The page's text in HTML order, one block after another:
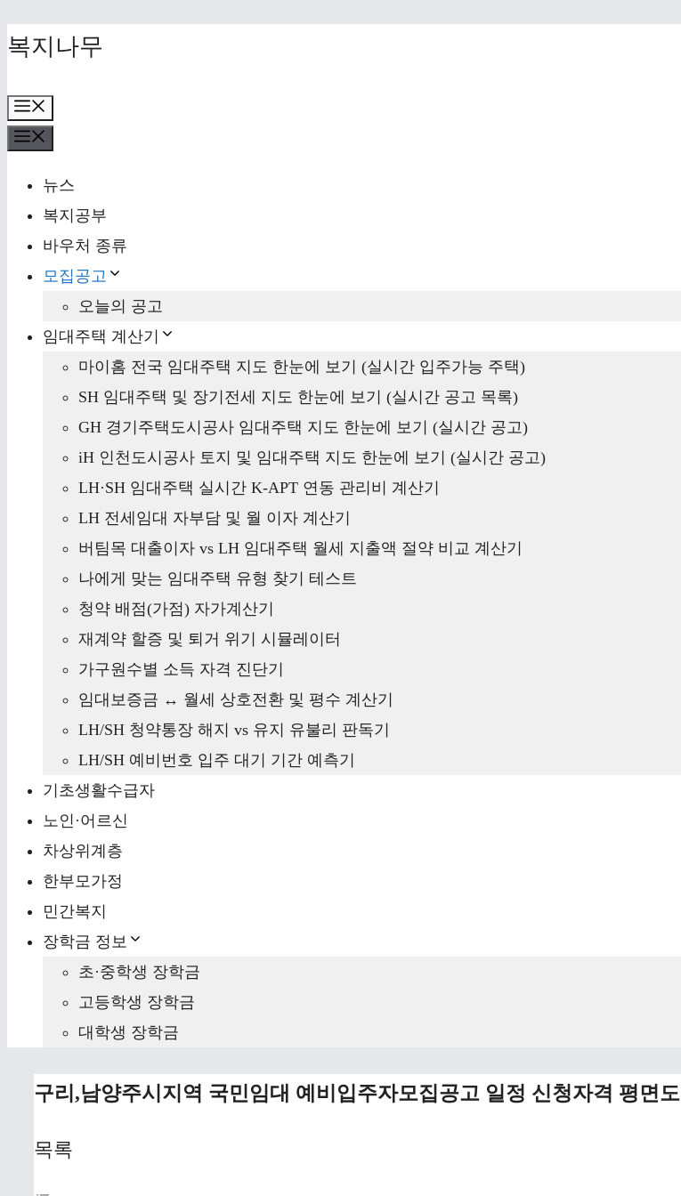
Skip
content
복지나무
뉴스
복지공부
바우처 종류
모집공고
오늘의 공고
임대주택 계산기
마이홈 전국 임대주택 지도 한눈에 보기 (실시간 입주가능 주택)
SH 임대주택 및 장기전세 지도 한눈에 보기 (실시간 공고 목록)
GH 경기주택도시공사 임대주택 지도 한눈에 보기 (실시간 공고)
iH 인천도시공사 토지 및 임대주택 지도 한눈에 보기 (실시간 공고)
LH·SH 임대주택 실시간 K-APT 연동 관리비 계산기
LH 전세임대 자부담 및 월 이자 계산기
버팀목 대출이자 vs LH 임대주택 월세 지출액 절약 비교 계산기
나에게 맞는 임대주택 유형 찾기 테스트
청약 배점(가점) 자가계산기
재계약 할증 및 퇴거 위기 시뮬레이터
가구원수별 소득 자격 진단기
임대보증금 ↔ 월세 상호전환 및 평수 계산기
LH/SH 청약통장 해지 vs 유지 유불리 판독기
LH/SH 예비번호 입주 대기 기간 예측기
기초생활수급자
노인·어르신
차상위계층
한부모가정
민간복지
장학금 정보
초·중학생 장학금
고등학생 장학금
대학생 장학금
구리,남양주시지역 국민임대 예비입주자모집공고 일정 신청자격 평면도
목록